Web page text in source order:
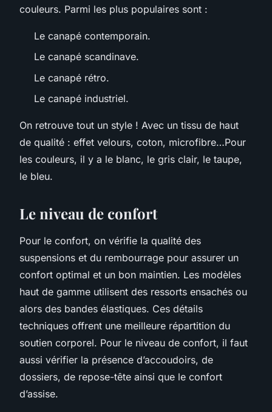
couleurs. Parmi les plus populaires sont :
Le canapé contemporain.
Le canapé scandinave.
Le canapé rétro.
Le canapé industriel.
On retrouve tout un style ! Avec un tissu de haut
de qualité : effet velours, coton, microfibre…Pour
les couleurs, il y a le blanc, le gris clair, le taupe,
le bleu.
Le niveau de confort
Pour le confort, on vérifie la qualité des
suspensions et du rembourrage pour assurer un
confort optimal et un bon maintien. Les modèles
haut de gamme utilisent des ressorts ensachés ou
alors des bandes élastiques. Ces détails
techniques offrent une meilleure répartition du
soutien corporel. Pour le niveau de confort, il faut
aussi vérifier la présence d’accoudoirs, de
dossiers, de repose-tête ainsi que le confort
d’assise.